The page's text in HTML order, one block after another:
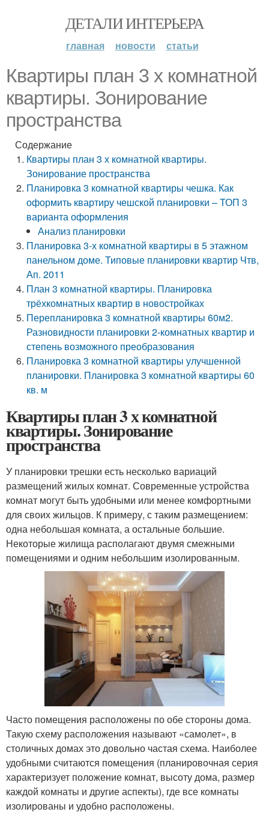
ДЕТАЛИ ИНТЕРЬЕРА
главная новости статьи
Квартиры план 3 х комнатной
квартиры. Зонирование
пространства
Содержание
Квартиры план 3 х комнатной квартиры.
Зонирование пространства
Планировка 3 комнатной квартиры чешка. Как
оформить квартиру чешской планировки – ТОП 3
варианта оформления
Анализ планировки
Планировка 3-х комнатной квартиры в 5 этажном
панельном доме. Типовые планировки квартир Чтв,
Ап. 2011
План 3 комнатной квартиры. Планировка
трёхкомнатных квартир в новостройках
Перепланировка 3 комнатной квартиры 60м2.
Разновидности планировки 2-комнатных квартир и
степень возможного преобразования
Планировка 3 комнатной квартиры улучшенной
планировки. Планировка 3 комнатной квартиры 60
кв. м
Квартиры план 3 х комнатной
квартиры. Зонирование
пространства
У планировки трешки есть несколько вариаций
размещений жилых комнат. Современные устройства
комнат могут быть удобными или менее комфортными
для своих жильцов. К примеру, с таким размещением:
одна небольшая комната, а остальные большие.
Некоторые жилища располагают двумя смежными
помещениями и одним небольшим изолированным.
Часто помещения расположены по обе стороны дома.
Такую схему расположения называют «самолет», в
столичных домах это довольно частая схема. Наиболее
удобными считаются помещения (планировочная серия
характеризует положение комнат, высоту дома, размер
каждой комнаты и другие аспекты), где все комнаты
изолированы и удобно расположены.